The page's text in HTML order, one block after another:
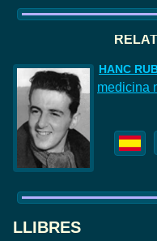
HANC
medicina
LLIBRES